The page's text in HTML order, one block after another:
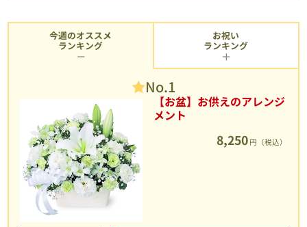
今週のオススメ
ランキング
No.1
【お盆】お供えのアレンジ
メント
8,250 円（税込）
お祝い
ランキング